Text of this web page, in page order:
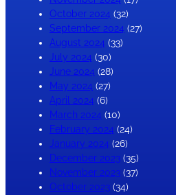
October 2024 (32)
September 2024 (27)
August 2024 (33)
July 2024 (30)
June 2024 (28)
May 2024 (27)
April 2024 (6)
March 2024 (10)
February 2024 (24)
January 2024 (26)
December 2023 (35)
November 2023 (37)
October 2023 (34)